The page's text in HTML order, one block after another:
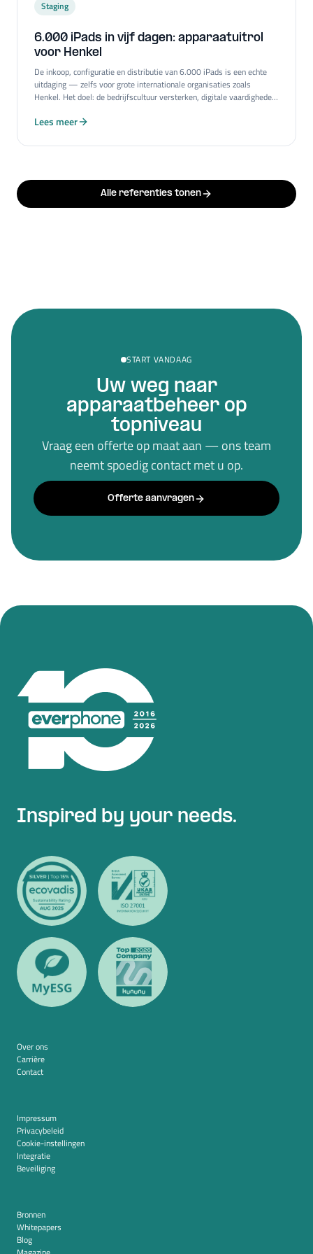
Staging
6.000 iPads in vijf dagen: apparaatuitrol
voor Henkel
De inkoop, configuratie en distributie van 6.000 iPads is een echte
uitdaging — zelfs voor grote internationale organisaties zoals
Henkel. Het doel: de bedrijfscultuur versterken, digitale vaardigheden
Lees meer
Alle referenties tonen
START VANDAAG
Uw weg naar
apparaatbeheer op
topniveau
Vraag een offerte op maat aan — ons team
neemt spoedig contact met u op.
Offerte aanvragen
Inspired by your needs.
Over ons
Carrière
Contact
Impressum
Privacybeleid
Cookie-instellingen
Integratie
Beveiliging
Bronnen
Whitepapers
Blog